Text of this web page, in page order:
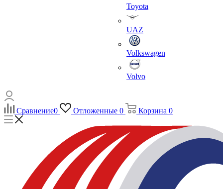
Toyota
UAZ
Volkswagen
Volvo
Сравнение0 Отложенные 0 Корзина 0